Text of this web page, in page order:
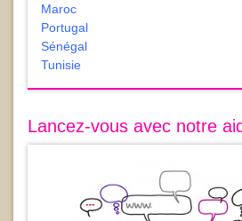
Maroc
Portugal
Sénégal
Tunisie
Lancez-vous avec notre